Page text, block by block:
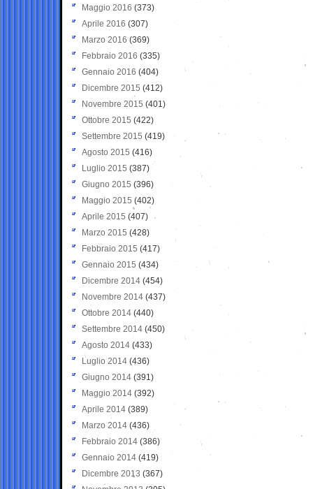
Maggio 2016 (373)
Aprile 2016 (307)
Marzo 2016 (369)
Febbraio 2016 (335)
Gennaio 2016 (404)
Dicembre 2015 (412)
Novembre 2015 (401)
Ottobre 2015 (422)
Settembre 2015 (419)
Agosto 2015 (416)
Luglio 2015 (387)
Giugno 2015 (396)
Maggio 2015 (402)
Aprile 2015 (407)
Marzo 2015 (428)
Febbraio 2015 (417)
Gennaio 2015 (434)
Dicembre 2014 (454)
Novembre 2014 (437)
Ottobre 2014 (440)
Settembre 2014 (450)
Agosto 2014 (433)
Luglio 2014 (436)
Giugno 2014 (391)
Maggio 2014 (392)
Aprile 2014 (389)
Marzo 2014 (436)
Febbraio 2014 (386)
Gennaio 2014 (419)
Dicembre 2013 (367)